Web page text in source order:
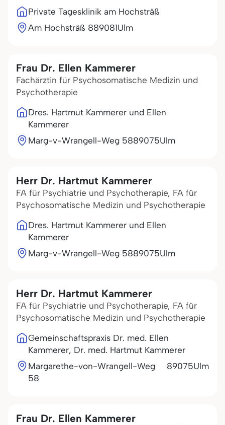
Private Tagesklinik am Hochsträß
Am Hochsträß 889081Ulm
Frau Dr. Ellen Kammerer
Fachärztin für Psychosomatische Medizin und
Psychotherapie
Dres. Hartmut Kammerer und Ellen
Kammerer
Marg-v-Wrangell-Weg 5889075Ulm
Herr Dr. Hartmut Kammerer
FA für Psychiatrie und Psychotherapie, FA für
Psychosomatische Medizin und Psychotherapie
Dres. Hartmut Kammerer und Ellen
Kammerer
Marg-v-Wrangell-Weg 5889075Ulm
Herr Dr. Hartmut Kammerer
FA für Psychiatrie und Psychotherapie, FA für
Psychosomatische Medizin und Psychotherapie
Gemeinschaftspraxis Dr. med. Ellen
Kammerer, Dr. med. Hartmut Kammerer
Margarethe-von-Wrangell-Weg
58
89075Ulm
Frau Dr. Ellen Kammerer